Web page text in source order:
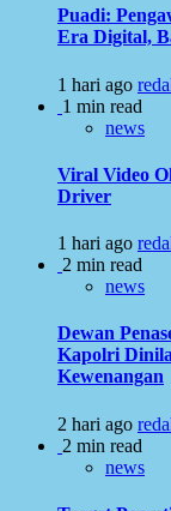
Puadi:
Era Digital,
1 hari ago
1 min read
news
Viral Video
Driver
1 hari ago
2 min read
news
Dewan
Kapolri
Kewenangan
2 hari ago
2 min read
news